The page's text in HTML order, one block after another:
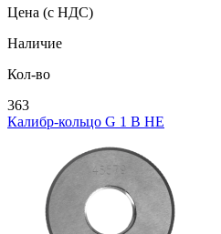
Цена (с НДС)
Наличие
Кол-во
363
Калибр-кольцо G 1 В НЕ